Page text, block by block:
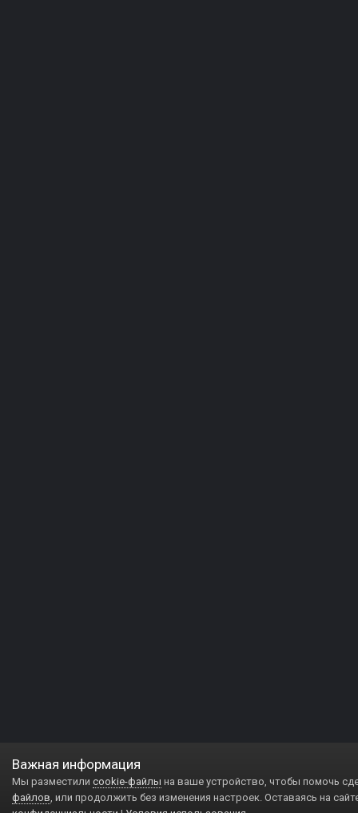
Важная информация
Мы разместили cookie-файлы на ваше устройство, чтобы помочь
файлов, или продолжить без изменения настроек. Оставаясь на